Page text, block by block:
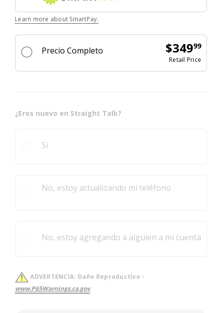
Learn more about SmartPay.
Precio Completo $34999
Retail Price
¿Eres nuevo en Straight Talk?
Sí
No, estoy actualizando mi teléfono
No, estoy agregando a alguien a mi cuenta
ADVERTENCIA: Daño Reproductivo -
www.P65Warnings.ca.gov